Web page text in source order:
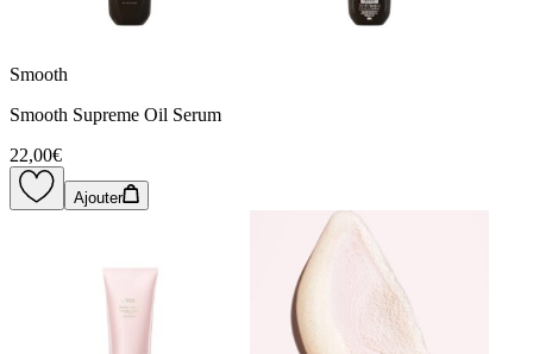
Smooth
Smooth Supreme Oil Serum
22,00€
Ajouter